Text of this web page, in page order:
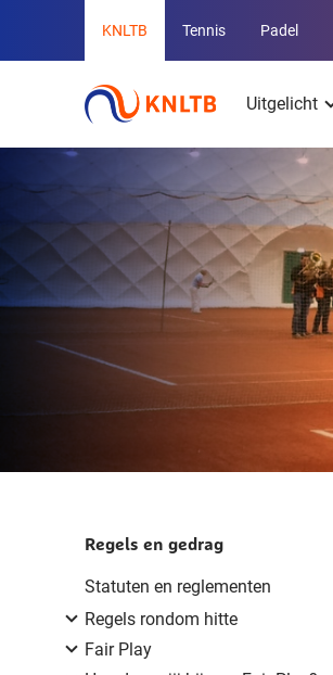
Overige
KNLTB
websites
KNLTB Tennis Padel
Hoofdmenu
Uitgelicht
Regels en gedrag
Statuten en reglementen
Regels rondom hitte
Fair Play